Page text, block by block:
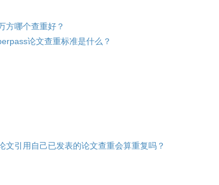
方哪个查重好？
论文查重标准是什么？
文引用自己已发表的论文查重会算重复吗？